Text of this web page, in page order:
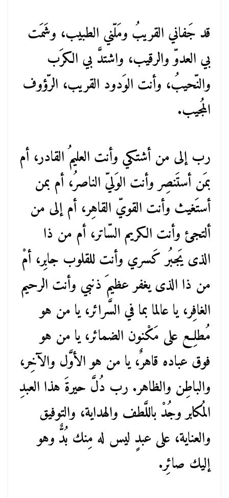
قد جَفاني القريبُ ومَلّني الطبيب، وشَمَت
بي العدوّ والرقيب، واشتدَّ بي الكرَب
والنّحيبُ، وأنت الوَدود القريب، الرّؤوف
المُجيب.
رب إلى من أشتكي وأنت العليمُ القادر، أم
بمَن أستَنصِر وأنت الوَليّ الناصرُ، أم بمن
أستَغيث وأنت القويّ القاهِر، أم إلى من
ألتجئ وأنت الكريم السّاتر، أم من ذا
الذى يَجبُر كَسري وأنت للقلوب جابِر، أمْ
من ذا الذى يغفر عظيمَ ذنبي وأنت الرحيم
الغافِر، يا عالما بما في السَّرائر، يا من هو
مُطلِع على مَكْنون الضمائر، يا من هو
فوق عباده قاهرٌ، يا من هو الأوَّل والآخِر،
والباطِن والظاهر. رب دُلَّ حيرةَ هذا العبدِ
المُكابر وجُدْ باللَّطف والهداية، والتوفيق
والعناية، على عبدٍ ليس له مِنك بُدٌّ وهو
إليك صائِر.